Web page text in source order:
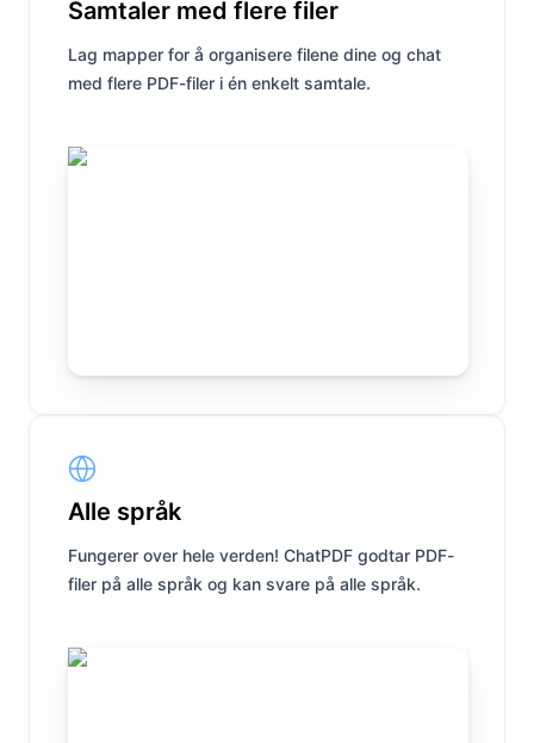
Samtaler med flere filer
Lag mapper for å organisere filene dine og chat
med flere PDF-filer i én enkelt samtale.
Alle språk
Fungerer over hele verden! ChatPDF godtar PDF-
filer på alle språk og kan svare på alle språk.